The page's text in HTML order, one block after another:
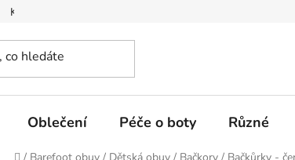
Kontakty na prodejny
Oblečení Péče o boty Různé
Domů